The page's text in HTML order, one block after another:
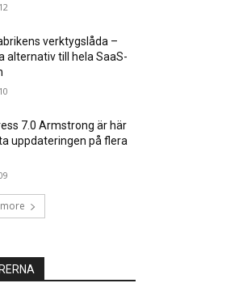
verktygslåda –
alternativ till hela SaaS-
7.0 Armstrong är här
uppdateringen på flera